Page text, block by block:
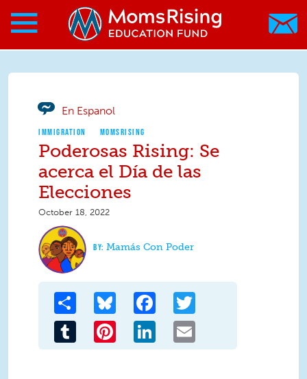
Skip to main content
Skip to main content
MomsRising.org
En Espanol
IMMIGRATION MOMSRISING
Poderosas Rising: Se
acerca el Día de las
Elecciones
October 18, 2022
Mamás Con Poder
Share Bluesky Facebook
Tumblr Pinterest LinkedIn